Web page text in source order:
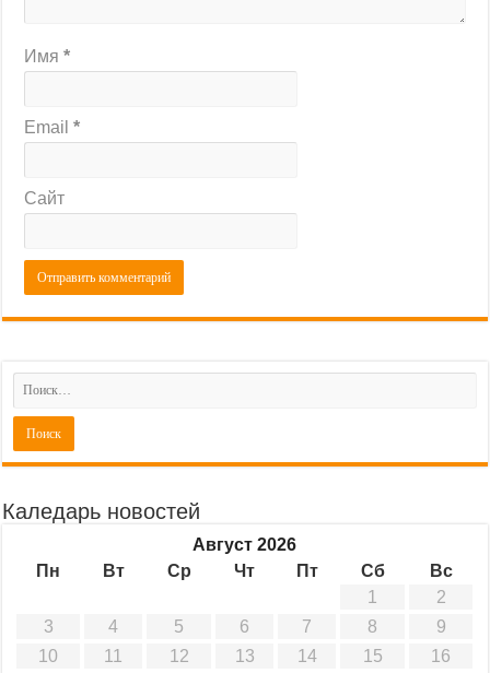
Имя*
Email*
Сайт
Каледарь новостей
Август 2026
Пн
Вт Ср Чт Пт Сб
Вс
1
2
3
4 5 6 7 8
9
10
11 12 13 14 15
16